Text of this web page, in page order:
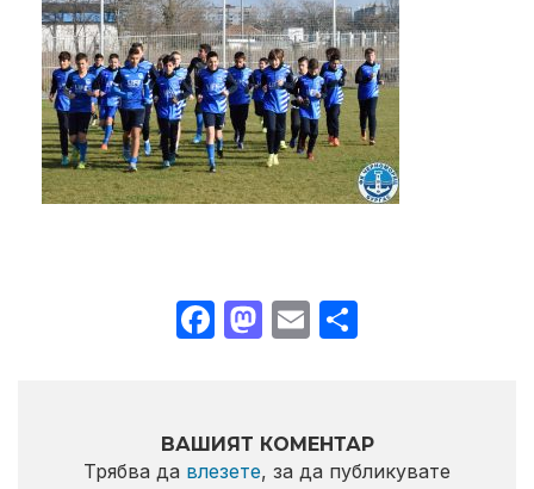
Facebook
Mastodon
Email
ВАШИЯТ КОМЕНТАР
Трябва да влезете, за да публикувате